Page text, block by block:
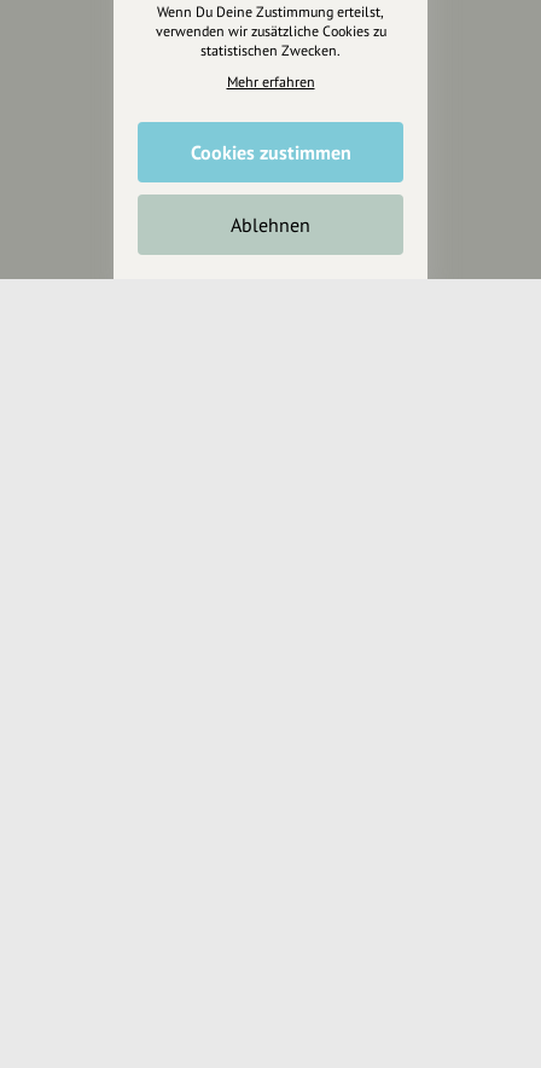
Anakin Design
hey.bayern ist ein Projekt von
uns für unsere Region und
für alle, die uns besuchen
Wenn Du Deine Zustimmung erteilst,
verwenden wir zusätzliche Cookies zu
statistischen Zwecken.
Mehr erfahren
Cookies zustimmen
Ablehnen